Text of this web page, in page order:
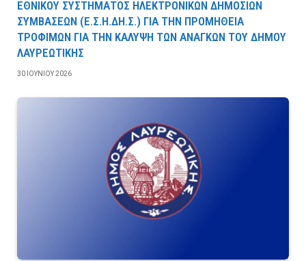
ΕΘΝΙΚΟΥ ΣΥΣΤΗΜΑΤΟΣ ΗΛΕΚΤΡΟΝΙΚΩΝ ΔΗΜΟΣΙΩΝ
ΣΥΜΒΑΣΕΩΝ (Ε.Σ.Η.ΔΗ.Σ.) ΓΙΑ ΤΗΝ ΠΡΟΜΗΘΕΙΑ
ΤΡΟΦΙΜΩΝ ΓΙΑ ΤΗΝ ΚΑΛΥΨΗ ΤΩΝ ΑΝΑΓΚΩΝ ΤΟΥ ΔΗΜΟΥ
ΛΑΥΡΕΩΤΙΚΗΣ
30 ΙΟΥΝΊΟΥ 2026